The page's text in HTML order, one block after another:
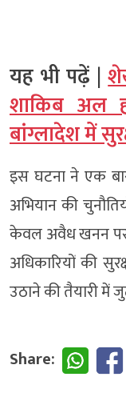
यह भी पढ़ें |
शाकिब अल
बांग्लादेश में
इस घटना ने एक
अभियान की
केवल अवैध खनन पर
अधिकारियों की
उठाने की तैयारी में
Share: